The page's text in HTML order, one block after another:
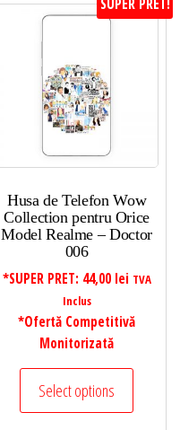
SUPER PRET!
Husa de Telefon Wow
Collection pentru Orice
Model Realme – Doctor
006
*SUPER PRET: 44,00 lei TVA
Inclus
*Ofertă Competitivă
Monitorizată
Select options